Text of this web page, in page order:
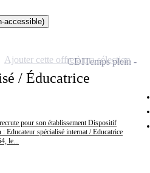
accessible)
/ Éducatrice
pour son établissement Dispositif
Educateur spécialisé internat / Educatrice
le...
CDITemps plein
Ajouter cette offre à ma sélection